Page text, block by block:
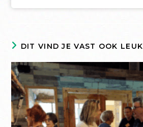
DIT VIND JE VAST OOK LEUK